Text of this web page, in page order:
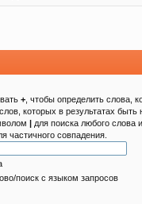
м
+ , чтобы определить слова,
которых в результатах
| для поиска любого слова
частичного совпадения.
поиск с языком запросов